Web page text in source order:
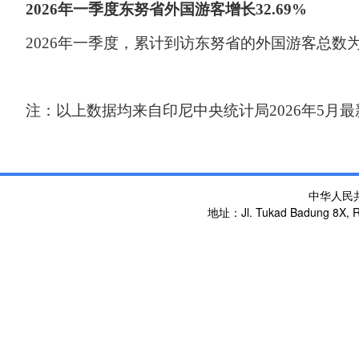
2026年一季度东努省外国游客增长32.69%
2026年一季度，累计到访东努省的外国游客总数
注：以上数据均来自印尼中央统计局2026年5月
中华人民
地址：Jl. Tukad Badung 8X,